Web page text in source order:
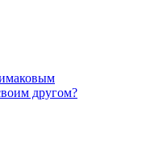
другом?